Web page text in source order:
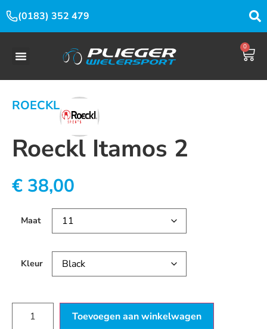
(0183) 352 479
0
ROECKL
Roeckl Itamos 2
€ 38,00
Maat
Kleur
Toevoegen aan winkelwagen